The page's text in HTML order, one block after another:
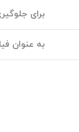
برای
به عنوان